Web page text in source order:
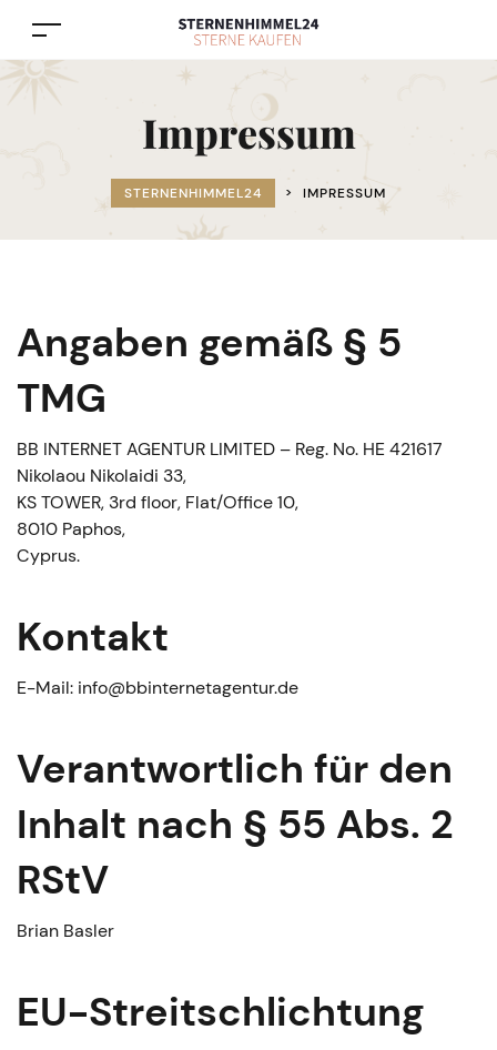
Impressum
STERNENHIMMEL24 > IMPRESSUM
Angaben gemäß § 5
TMG
BB INTERNET AGENTUR LIMITED – Reg. No. HE 421617
Nikolaou Nikolaidi 33,
KS TOWER, 3rd floor, Flat/Office 10,
8010 Paphos,
Cyprus.
Kontakt
E-Mail: info@bbinternetagentur.de
Verantwortlich für den
Inhalt nach § 55 Abs. 2
RStV
Brian Basler
EU-Streitschlichtung